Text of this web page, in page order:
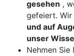
gesehen ,
gefeiert. Wir
und auf
unser
Nehmen